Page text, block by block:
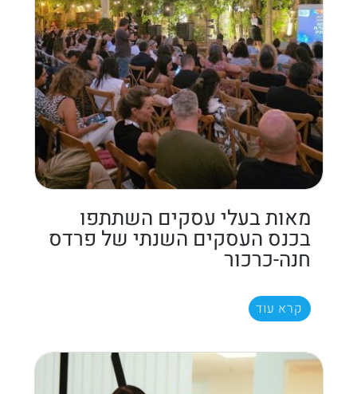
מאות בעלי עסקים השתתפו
בכנס העסקים השנתי של פרדס
חנה-כרכור
קרא עוד